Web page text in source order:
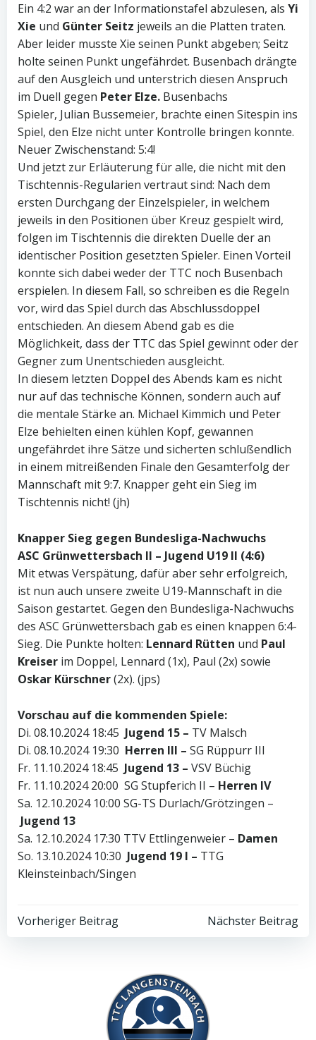
Ein 4:2 war an der Informationstafel abzulesen, als Yi
Xie und Günter Seitz jeweils an die Platten traten.
Aber leider musste Xie seinen Punkt abgeben; Seitz
holte seinen Punkt ungefährdet. Busenbach drängte
auf den Ausgleich und unterstrich diesen Anspruch
im Duell gegen Peter Elze. Busenbachs
Spieler, Julian Bussemeier, brachte einen Sitespin ins
Spiel, den Elze nicht unter Kontrolle bringen konnte.
Neuer Zwischenstand: 5:4!
Und jetzt zur Erläuterung für alle, die nicht mit den
Tischtennis-Regularien vertraut sind: Nach dem
ersten Durchgang der Einzelspieler, in welchem
jeweils in den Positionen über Kreuz gespielt wird,
folgen im Tischtennis die direkten Duelle der an
identischer Position gesetzten Spieler. Einen Vorteil
konnte sich dabei weder der TTC noch Busenbach
erspielen. In diesem Fall, so schreiben es die Regeln
vor, wird das Spiel durch das Abschlussdoppel
entschieden. An diesem Abend gab es die
Möglichkeit, dass der TTC das Spiel gewinnt oder der
Gegner zum Unentschieden ausgleicht.
In diesem letzten Doppel des Abends kam es nicht
nur auf das technische Können, sondern auch auf
die mentale Stärke an. Michael Kimmich und Peter
Elze behielten einen kühlen Kopf, gewannen
ungefährdet ihre Sätze und sicherten schlußendlich
in einem mitreißenden Finale den Gesamterfolg der
Mannschaft mit 9:7. Knapper geht ein Sieg im
Tischtennis nicht! (jh)
Knapper Sieg gegen Bundesliga-Nachwuchs
ASC Grünwettersbach II – Jugend U19 II (4:6)
Mit etwas Verspätung, dafür aber sehr erfolgreich,
ist nun auch unsere zweite U19-Mannschaft in die
Saison gestartet. Gegen den Bundesliga-Nachwuchs
des ASC Grünwettersbach gab es einen knappen 6:4-
Sieg. Die Punkte holten: Lennard Rütten und Paul
Kreiser im Doppel, Lennard (1x), Paul (2x) sowie
Oskar Kürschner(2x). (jps)
Vorschau auf die kommenden Spiele:
Di. 08.10.2024 18:45 Jugend 15 – TV Malsch
Di. 08.10.2024 19:30 Herren III – SG Rüppurr III
Fr. 11.10.2024 18:45 Jugend 13 – VSV Büchig
Fr. 11.10.2024 20:00 SG Stupferich II – Herren IV
Sa. 12.10.2024 10:00 SG-TS Durlach/Grötzingen –
Jugend 13
Sa. 12.10.2024 17:30 TTV Ettlingenweier – Damen
So. 13.10.2024 10:30 Jugend 19 I – TTG
Kleinsteinbach/Singen
Post
Vorheriger Beitrag
PostNächster Beitrag